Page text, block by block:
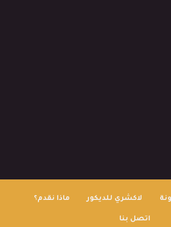
لاكشري للديكور ماذا نقدم؟
اتصل بنا